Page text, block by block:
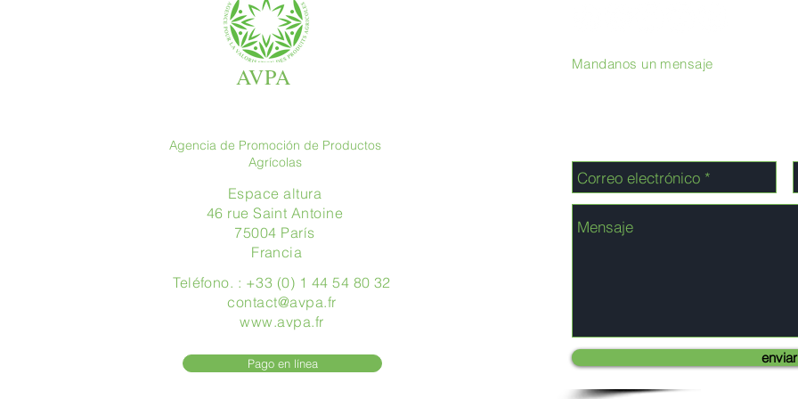
AVPA
Agencia de Promoción de Productos
Agrícolas
Espace altura
46 rue Saint Antoine
75004 París
​ Francia
Teléfono. : +33 (0) 1 44 54 80 32
contact@avpa.fr
www.avpa.fr
Pago en línea
Mandanos un mensaje